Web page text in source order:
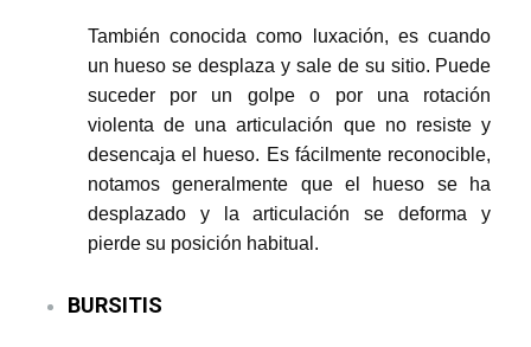
También conocida como luxación, es cuando
un hueso se desplaza y sale de su sitio. Puede
suceder por un golpe o por una rotación
violenta de una articulación que no resiste y
desencaja el hueso. Es fácilmente reconocible,
notamos generalmente que el hueso se ha
desplazado y la articulación se deforma y
pierde su posición habitual.
BURSITIS